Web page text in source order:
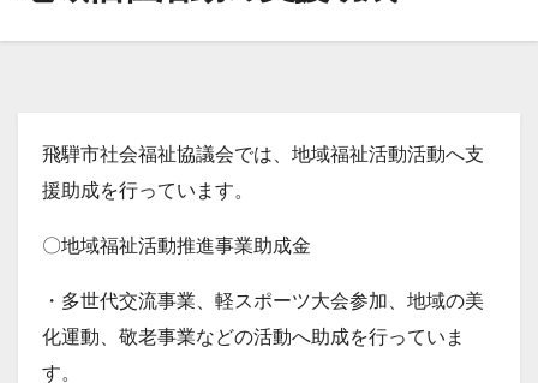
飛騨市社会福祉協議会では、地域福祉活動活動へ支
援助成を行っています。
〇地域福祉活動推進事業助成金
・多世代交流事業、軽スポーツ大会参加、地域の美
化運動、敬老事業などの活動へ助成を行っていま
す。